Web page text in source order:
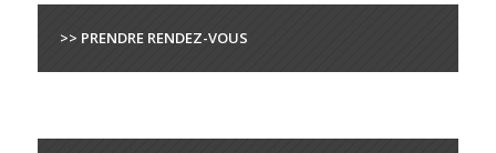
>> PRENDRE RENDEZ-VOUS